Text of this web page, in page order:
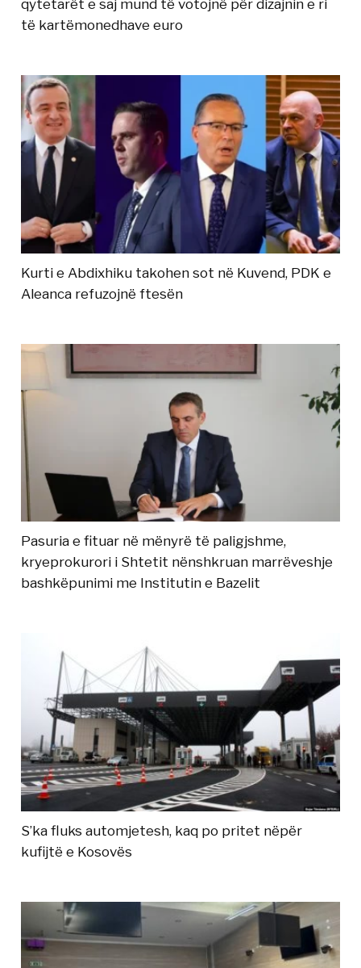
qytetarët e saj mund të votojnë për dizajnin e ri
të kartëmonedhave euro
Kurti e Abdixhiku takohen sot në Kuvend, PDK e
Aleanca refuzojnë ftesën
Pasuria e fituar në mënyrë të paligjshme,
kryeprokurori i Shtetit nënshkruan marrëveshje
bashkëpunimi me Institutin e Bazelit
S’ka fluks automjetesh, kaq po pritet nëpër
kufijtë e Kosovës